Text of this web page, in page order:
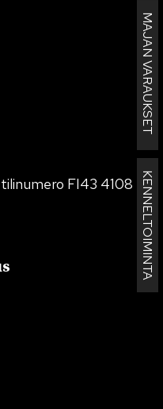
MAJAN VARAUKSET
KENNELTOIMINTA
FI43 4108